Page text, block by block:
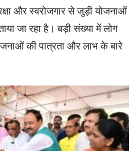
और स्वरोजगार से जुड़ी योजनाओं
जा रहा है। बड़ी संख्या में लोग
की पात्रता और लाभ के बारे